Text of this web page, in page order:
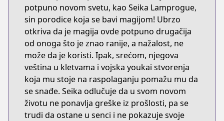
potpuno novom svetu, kao Seika Lamprogue,
sin porodice koja se bavi magijom! Ubrzo
otkriva da je magija ovde potpuno drugačija
od onoga što je znao ranije, a nažalost, ne
može da je koristi. Ipak, srećom, njegova
veština u kletvama i vojska youkai stvorenja
koja mu stoje na raspolaganju pomažu mu da
se snađe. Seika odlučuje da u svom novom
životu ne ponavlja greške iz prošlosti, pa se
trudi da ostane u senci i ne pokazuje svoje